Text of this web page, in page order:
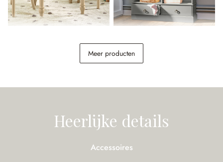
€ 798,00
Meer producten
Heerlijke details
Accessoires